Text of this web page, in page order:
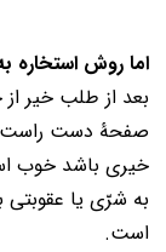
اما روش استخاره
بعد از طلب خیر از
صفحۀ دست راست
خیری باشد خوب
به شرّی یا عقوبتی
است.